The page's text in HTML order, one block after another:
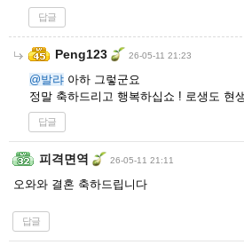
답글
Peng123 26-05-11 21:23
@발랴 아하 그렇군요
정말 축하드리고 행복하십쇼 ! 로생도 현
답글
피격면역 26-05-11 21:11
오와와 결혼 축하드립니다
답글